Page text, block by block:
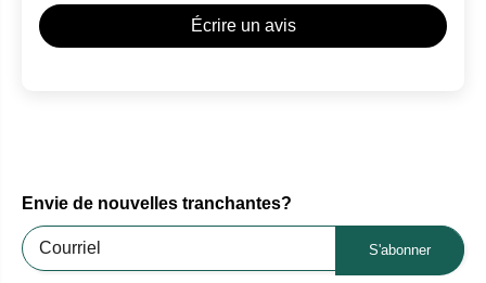
Écrire un avis
Envie de nouvelles tranchantes?
S'abonner